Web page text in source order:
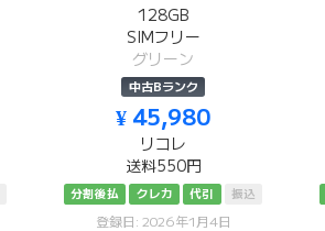
128GB
SIMフリー
グリーン
中古Bランク
¥ 45,980
リコレ
送料550円
分割後払 クレカ 代引 振込
登録日: 2026年1月4日